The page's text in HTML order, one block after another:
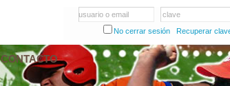
usuario o email
clave
No cerrar sesión
Recuperar
CONTACTO